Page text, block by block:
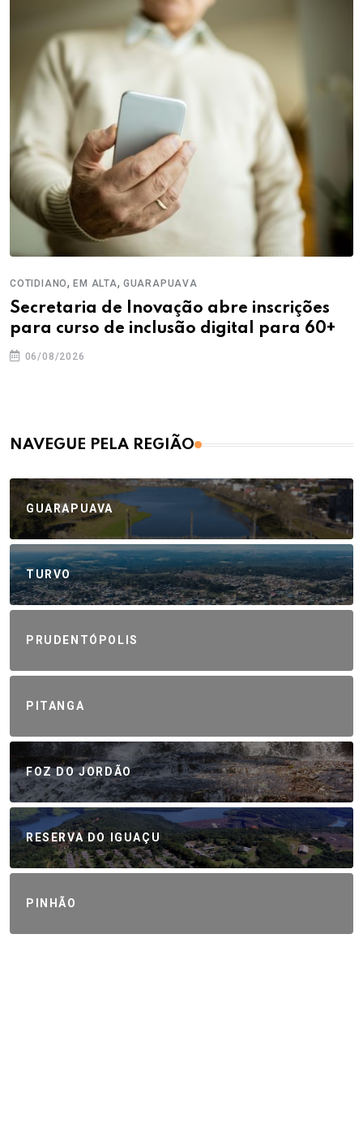
COTIDIANO ,EM ALTA ,GUARAPUAVA
ACIG transforma homenagem em
histórias de legado
05/08/2026
NAVEGUE PELA REGIÃO
GUARAPUAVA
TURVO
PRUDENTÓPOLIS
PITANGA
FOZ DO JORDÃO
RESERVA DO IGUAÇU
PINHÃO